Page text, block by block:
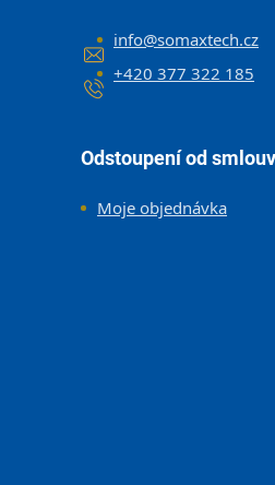
info@somaxtech.cz
+420 377 322 185
Odstoupení od
Moje objednávka